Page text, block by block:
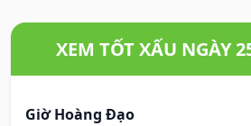
XEM TỐT XẤU NGÀY
Giờ Hoàng Đạo